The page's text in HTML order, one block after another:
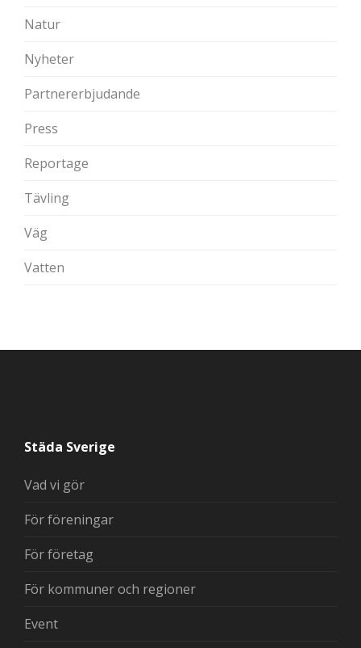
Natur
Nyheter
Partnererbjudande
Press
Reportage
Tävling
Väg
Vatten
Städa Sverige
Vad vi gör
För föreningar
För företag
För kommuner och regioner
Event